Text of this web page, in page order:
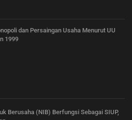
dan Persaingan Usaha Menurut UU
1999
Berusaha (NIB) Berfungsi Sebagai SIUP,